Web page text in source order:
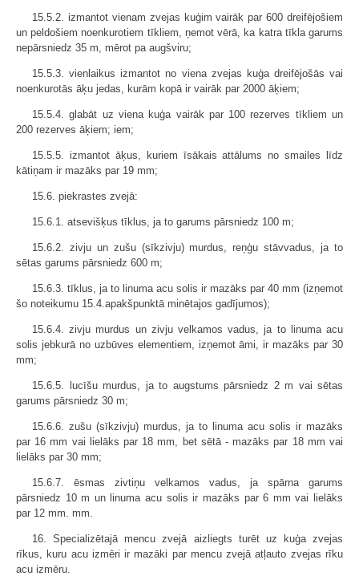
15.5.2. izmantot vienam zvejas kuģim vairāk par 600 dreifējošiem
un peldošiem noenkurotiem tīkliem, ņemot vērā, ka katra tīkla garums
nepārsniedz 35 m, mērot pa augšviru;
15.5.3. vienlaikus izmantot no viena zvejas kuģa dreifējošās vai
noenkurotās āķu jedas, kurām kopā ir vairāk par 2000 āķiem;
15.5.4. glabāt uz viena kuģa vairāk par 100 rezerves tīkliem un
200 rezerves āķiem; iem;
15.5.5. izmantot āķus, kuriem īsākais attālums no smailes līdz
kātiņam ir mazāks par 19 mm;
15.6. piekrastes zvejā:
15.6.1. atsevišķus tīklus, ja to garums pārsniedz 100 m;
15.6.2. zivju un zušu (sīkzivju) murdus, reņģu stāvvadus, ja to
sētas garums pārsniedz 600 m;
15.6.3. tīklus, ja to linuma acu solis ir mazāks par 40 mm (izņemot
šo noteikumu 15.4.apakšpunktā minētajos gadījumos);
15.6.4. zivju murdus un zivju velkamos vadus, ja to linuma acu
solis jebkurā no uzbūves elementiem, izņemot āmi, ir mazāks par 30
mm;
15.6.5. lucīšu murdus, ja to augstums pārsniedz 2 m vai sētas
garums pārsniedz 30 m;
15.6.6. zušu (sīkzivju) murdus, ja to linuma acu solis ir mazāks
par 16 mm vai lielāks par 18 mm, bet sētā - mazāks par 18 mm vai
lielāks par 30 mm;
15.6.7. ēsmas zivtiņu velkamos vadus, ja spārna garums
pārsniedz 10 m un linuma acu solis ir mazāks par 6 mm vai lielāks
par 12 mm. mm.
16. Specializētajā mencu zvejā aizliegts turēt uz kuģa zvejas
rīkus, kuru acu izmēri ir mazāki par mencu zvejā atļauto zvejas rīku
acu izmēru.